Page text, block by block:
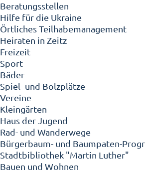
Beratungsstellen
Hilfe für die Ukraine
Örtliches Teilhabemanagement
Heiraten in Zeitz
Freizeit
Sport
Bäder
Spiel- und Bolzplätze
Vereine
Kleingärten
Haus der Jugend
Rad- und Wanderwege
Bürgerbaum- und Baumpaten-
Stadtbibliothek "Martin Luther"
Bauen und Wohnen